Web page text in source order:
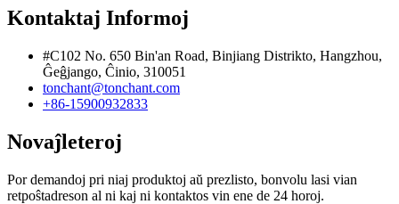
Kontaktaj Informoj
#C102 No. 650 Bin'an Road, Binjiang Distrikto, Hangzhou,
Ĝeĝjango, Ĉinio, 310051
tonchant@tonchant.com
+86-15900932833
Novaĵleteroj
Por demandoj pri niaj produktoj aŭ prezlisto, bonvolu lasi vian
retpoŝtadreson al ni kaj ni kontaktos vin ene de 24 horoj.